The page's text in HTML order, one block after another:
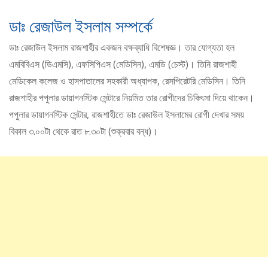
ডাঃ রেজাউল ইসলাম সম্পর্কে
ডাঃ রেজাউল ইসলাম রাজশাহীর একজন বক্ষব্যাধি বিশেষজ্ঞ। তার যোগ্যতা হল
এমবিবিএস (ডিএমসি), এফসিপিএস (মেডিসিন), এমডি (চেস্ট)। তিনি রাজশাহী
মেডিকেল কলেজ ও হাসপাতালের সহকারী অধ্যাপক, রেসপিরেটরি মেডিসিন। তিনি
রাজশাহীর পপুলার ডায়াগনস্টিক সেন্টারে নিয়মিত তার রোগীদের চিকিৎসা দিয়ে থাকেন।
পপুলার ডায়াগনস্টিক সেন্টার, রাজশাহীতে ডাঃ রেজাউল ইসলামের রোগী দেখার সময়
বিকাল ৩.০০টা থেকে রাত ৮.৩০টা (শুক্রবার বন্ধ)।